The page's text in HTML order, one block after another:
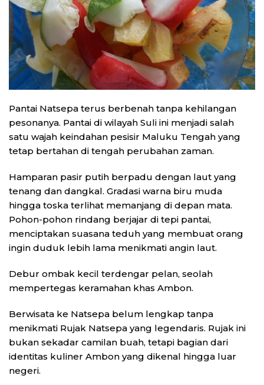
Pantai Natsepa terus berbenah tanpa kehilangan
pesonanya. Pantai di wilayah Suli ini menjadi salah
satu wajah keindahan pesisir Maluku Tengah yang
tetap bertahan di tengah perubahan zaman.
Hamparan pasir putih berpadu dengan laut yang
tenang dan dangkal. Gradasi warna biru muda
hingga toska terlihat memanjang di depan mata.
Pohon-pohon rindang berjajar di tepi pantai,
menciptakan suasana teduh yang membuat orang
ingin duduk lebih lama menikmati angin laut.
Debur ombak kecil terdengar pelan, seolah
mempertegas keramahan khas Ambon.
Berwisata ke Natsepa belum lengkap tanpa
menikmati Rujak Natsepa yang legendaris. Rujak ini
bukan sekadar camilan buah, tetapi bagian dari
identitas kuliner Ambon yang dikenal hingga luar
negeri.